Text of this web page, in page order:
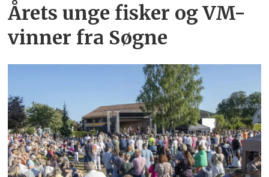
Årets unge fisker og VM-
vinner fra Søgne